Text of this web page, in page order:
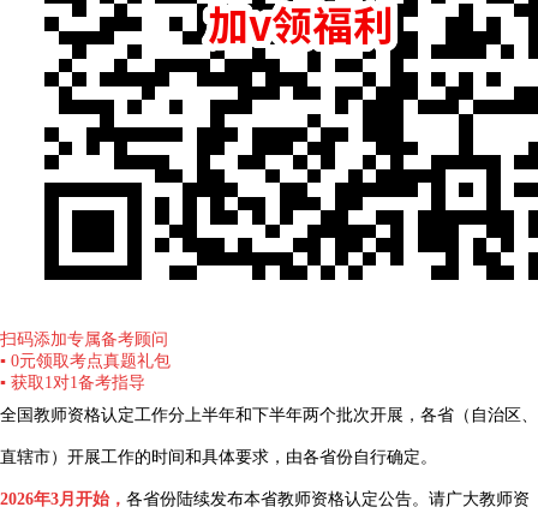
扫码添加专属备考顾问
▪ 0元领取考点真题礼包
▪ 获取1对1备考指导
全国教师资格认定工作分上半年和下半年两个批次开展，各省（自治区、
直辖市）开展工作的时间和具体要求，由各省份自行确定。
2026年3月开始， 各省份陆续发布本省教师资格认定公告。请广大教师资